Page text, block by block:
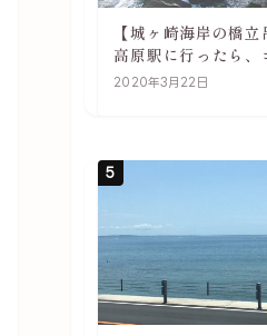
【城ヶ崎海岸の橋
高原駅に行ったら、
ず訪れてほしい
2020年3月22日
5